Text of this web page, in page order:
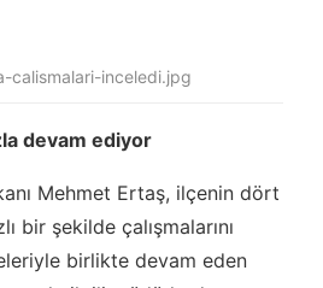
calismalari-inceledi.jpg
devam ediyor
Mehmet Ertaş, ilçenin dört
bir şekilde çalışmalarını
birlikte devam eden